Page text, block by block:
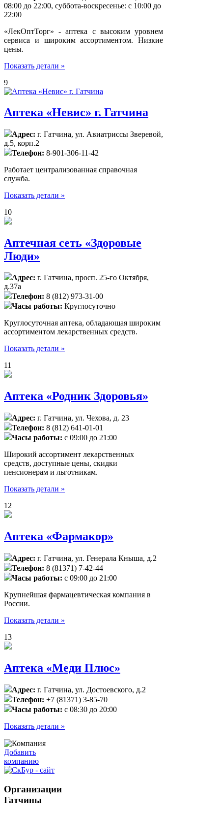
08:00 до 22:00, суббота-воскресенье: с 10:00 до
22:00
«ЛекОптТорг» - аптека с высоким уровнем
сервиса и широким ассортиментом. Низкие
цены.
Показать детали »
9
Аптека «Невис» г. Гатчина
Адрес: г. Гатчина, ул. Авиатриссы Зверевой,
д.5, корп.2
Телефон: 8-901-306-11-42
Работает централизованная справочная
служба.
Показать детали »
10
Аптечная сеть «Здоровые
Люди»
Адрес: г. Гатчина, просп. 25-го Октября,
д.37а
Телефон: 8 (812) 973-31-00
Часы работы: Круглосуточно
Круглосуточная аптека, обладающая широким
ассортиментом лекарственных средств.
Показать детали »
11
Аптека «Родник Здоровья»
Адрес: г. Гатчина, ул. Чехова, д. 23
Телефон: 8 (812) 641-01-01
Часы работы: с 09:00 до 21:00
Широкий ассортимент лекарственных
средств, доступные цены, скидки
пенсионерам и льготникам.
Показать детали »
12
Аптека «Фармакор»
Адрес: г. Гатчина, ул. Генерала Кныша, д.2
Телефон: 8 (81371) 7-42-44
Часы работы: с 09:00 до 21:00
Крупнейшая фармацевтическая компания в
России.
Показать детали »
13
Аптека «Меди Плюс»
Адрес: г. Гатчина, ул. Достоевского, д.2
Телефон: +7 (81371) 3-85-70
Часы работы: с 08:30 до 20:00
Показать детали »
Добавить
компанию
Организации
Гатчины